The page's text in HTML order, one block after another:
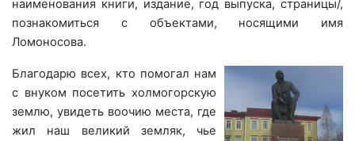
наименования книги, издание, год выпуска, страницы/,
познакомиться с объектами, носящими имя
Ломоносова.
Благодарю всех, кто помогал нам
с внуком посетить холмогорскую
землю, увидеть воочию места, где
жил наш великий земляк, чье